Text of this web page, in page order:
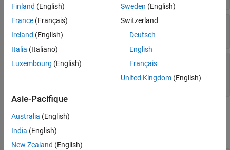
func—Function to group by
function handle
numPartitions
Number of partitions to
Output Arguments
expand all
Finland (English)
France (Français)
Ireland (English)
Italia (Italiano)
Luxembourg (English)
Sweden (English)
Switzerland
Deutsch
English
Français
United Kingdom(English)
Asie-Pacifique
Australia (English)
India (English)
New Zealand (English)